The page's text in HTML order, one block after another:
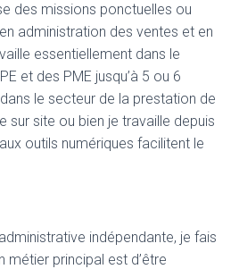
des missions ponctuelles ou
administration des ventes et en
essentiellement dans le
et des PME jusqu’à 5 ou 6
le secteur de la prestation de
sur site ou bien je travaille depuis
outils numériques facilitent le
indépendante, je fais
métier principal est d’être